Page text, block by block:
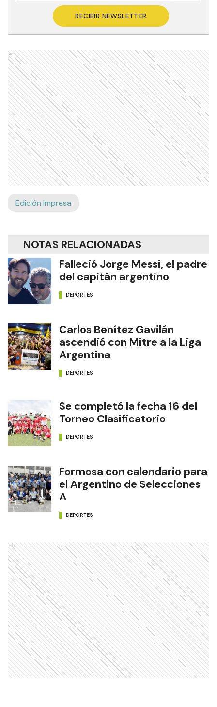
RECIBIR NEWSLETTER
Ads
Edición Impresa
NOTAS RELACIONADAS
Falleció Jorge Messi, el padre
del capitán argentino
DEPORTES
Carlos Benítez Gavilán
ascendió con Mitre a la Liga
Argentina
DEPORTES
Se completó la fecha 16 del
Torneo Clasificatorio
DEPORTES
Formosa con calendario para
el Argentino de Selecciones
A
DEPORTES
Ads